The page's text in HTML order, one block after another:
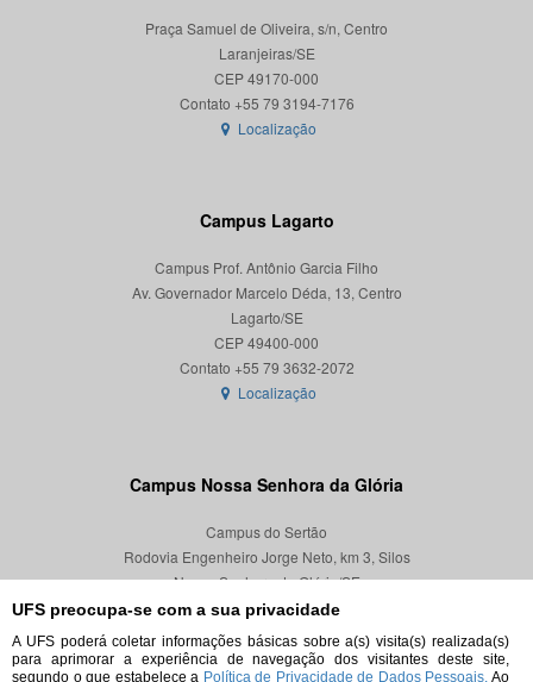
UFS preocupa-se com a sua privacidade
A UFS poderá coletar informações básicas sobre a(s) visita(s) realizada(s)
para aprimorar a experiência de navegação dos visitantes deste site,
segundo o que estabelece a Política de Privacidade de Dados Pessoais. Ao
Praça Samuel de Oliveira, s/n, Centro
Laranjeiras/SE
CEP 49170-000
Localização
Campus Lagarto
Campus Prof. Antônio Garcia Filho
Av. Governador Marcelo Déda, 13, Centro
Lagarto/SE
CEP 49400-000
Localização
Campus Nossa Senhora da Glória
Campus do Sertão
Rodovia Engenheiro Jorge Neto, km 3, Silos
Nossa Senhora da Glória/SE
CEP 49680-000
Localização